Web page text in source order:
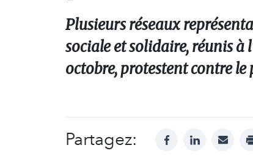
Plusieurs réseaux
sociale et solidaire, réunis à
octobre, protestent contre
Partagez: facebooklinkedinmail